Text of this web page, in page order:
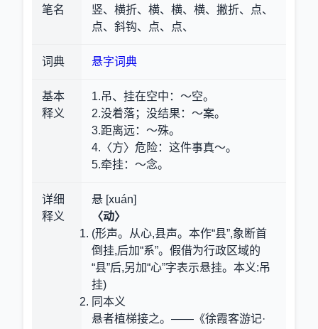
笔名
竖、横折、横、横、横、撇折、点、
点、斜钩、点、点、
词典 悬字词典
基本
释义
1.吊、挂在空中 ：～空。
2.没着落；没结果 ：～案。
3.距离远 ：～殊。
4.〈方〉危险：这件事真～。
5.牵挂：～念。
详细
释义
悬 [xuán]
〈动〉
(形声。从心,县声。本作“县”,象断首
倒挂,后加“系”。假借为行政区域的
“县”后,另加“心”字表示悬挂。本义:吊
挂)
同本义
悬者植梯接之。——《徐霞客游记·